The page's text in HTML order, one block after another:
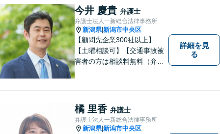
思っています。
今井 慶貴 弁護士
弁護士法人一新総合法律事務所
新潟県|新潟市中央区
【顧問先企業300社以上】
【土曜相談可】【交通事故被
害者の方は相談料無料（弁護
災・不貞慰謝料は相談料初回
無料】
詳細を見
る
橘 里香 弁護士
弁護士法人一新総合法律事務所
新潟県|新潟市中央区